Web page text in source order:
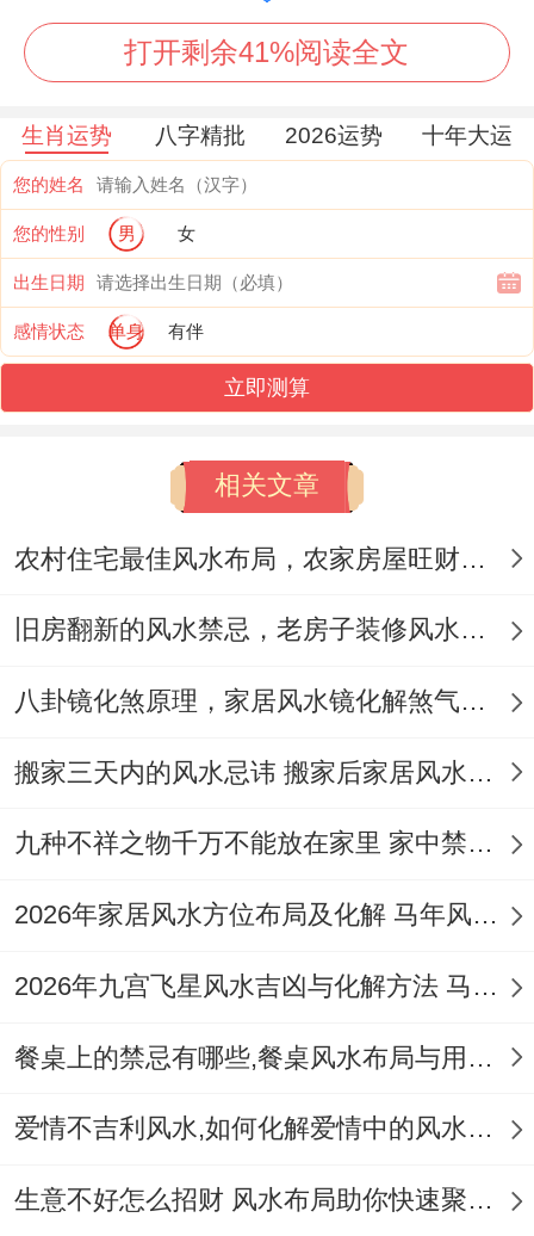
按照阴宅风水的道理来讲，坟地的明堂得开
阔才行。
换句话说坟地的入口处必须得宽敞敞的，不
能有花花草草或者树木把明堂的位置给挡住
了，也不能有高高大大的山峰立在明堂的正
前方。要是明堂不够开阔，被东西给挡住
而且明堂还代表着家里人的前程，关系到家
族运气的发展。所以要是明堂太窄巴了，坟
发展，影响到家族运气能不能兴旺起来，搞
啥都不行。反过来要是坟地的明堂开阔，那
就说明这坟地的风水好得很，还能给后代的
密切相关。按照阴宅风水的说法，坟地的地
能有凹陷下去或者塌掉的地方。要是有这些
情况，就会让先我们没办法好好安息，进而
凶的，还容易给家里人招来车祸、招来血光
之灾啥的。
打开剩余41%阅读全文
生肖运势 八字精批 2026运势 十年大运
您的姓名
您的性别 男 女
出生日期
感情状态 单身 有伴
立即测算
相关文章
农村住宅最佳风水布局，农家房屋旺财旺运风水指南
旧房翻新的风水禁忌，老房子装修风水避坑指南
八卦镜化煞原理，家居风水镜化解煞气布局方法
搬家三天内的风水忌讳 搬家后家居风水快速调整指南
九种不祥之物千万不能放在家里 家中禁忌物品风水化解指南
2026年家居风水方位布局及化解 马年风水运势九宫图大利什么方向
2026年九宫飞星风水吉凶与化解方法 马年风水房屋吉凶方位图解
餐桌上的禁忌有哪些,餐桌风水布局与用餐禁忌详解
爱情不吉利风水,如何化解爱情中的风水煞气
生意不好怎么招财 风水布局助你快速聚财旺运